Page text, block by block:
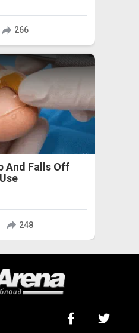
266
And Falls Off
248